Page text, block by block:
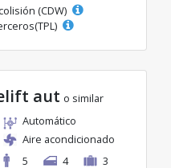
(CDW)
aut o similar
Automático
Aire acondicionado
5
4 3